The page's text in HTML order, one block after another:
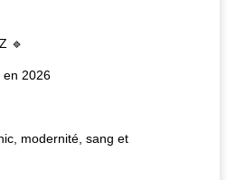
🔹
en 2026
modernité, sang et